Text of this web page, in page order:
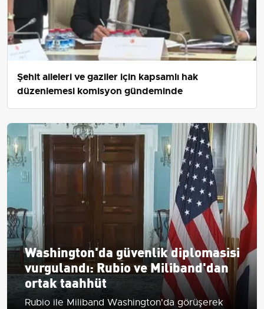
Şehit aileleri ve gaziler için kapsamlı hak
düzenlemesi komisyon gündeminde
Washington'da güvenlik diplomasisi
vurgulandı: Rubio ve Miliband'dan
ortak taahhüt
Rubio ile Miliband Washington'da görüşerek